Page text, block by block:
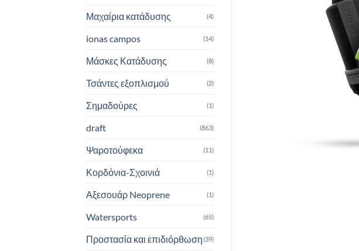
Μαχαίρια κατάδυσης (4)
ionas campos (14)
Μάσκες Κατάδυσης (8)
Τσάντες εξοπλισμού (2)
Σημαδούρες (1)
draft (863)
Ψαροτούφεκα (11)
Κορδόνια-Σχοινιά (1)
Αξεσουάρ Neoprene (1)
Watersports (65)
Προστασία και επιδιόρθωση(39)